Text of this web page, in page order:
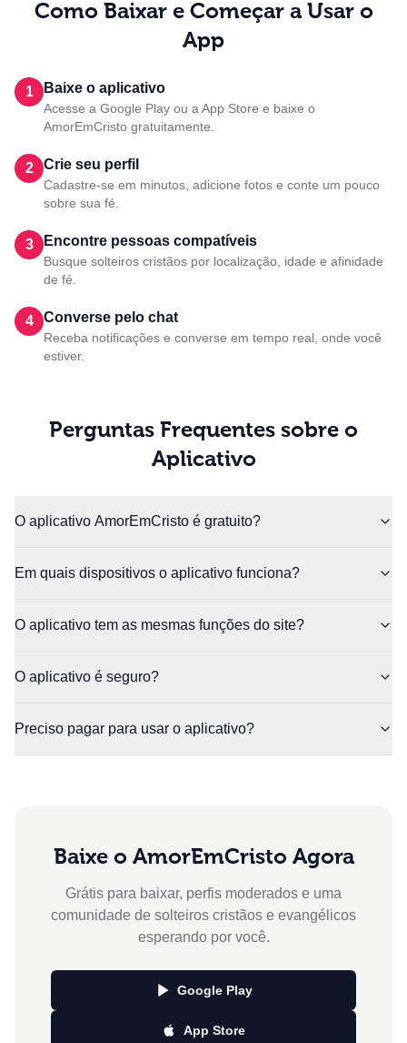
Como Baixar e Começar a Usar o
App
1 Baixe o aplicativo
Acesse a Google Play ou a App Store e baixe o
AmorEmCristo gratuitamente.
2 Crie seu perfil
Cadastre-se em minutos, adicione fotos e conte um pouco
sobre sua fé.
3 Encontre pessoas compatíveis
Busque solteiros cristãos por localização, idade e afinidade
de fé.
4 Converse pelo chat
Receba notificações e converse em tempo real, onde você
estiver.
Perguntas Frequentes sobre o
Aplicativo
O aplicativo AmorEmCristo é gratuito?
Em quais dispositivos o aplicativo funciona?
O aplicativo tem as mesmas funções do site?
O aplicativo é seguro?
Preciso pagar para usar o aplicativo?
Baixe o AmorEmCristo Agora
Grátis para baixar, perfis moderados e uma
comunidade de solteiros cristãos e evangélicos
esperando por você.
Google Play
App Store